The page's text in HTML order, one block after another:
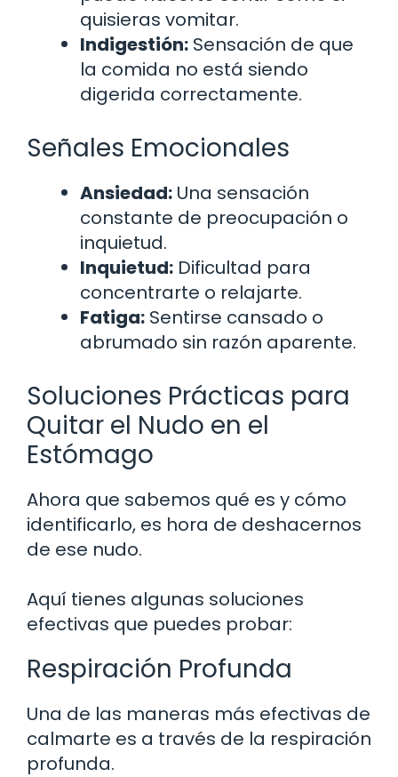
quisieras vomitar.
Indigestión: Sensación de que
la comida no está siendo
digerida correctamente.
Señales Emocionales
Ansiedad: Una sensación
constante de preocupación o
inquietud.
Inquietud: Dificultad para
concentrarte o relajarte.
Fatiga: Sentirse cansado o
abrumado sin razón aparente.
Soluciones Prácticas para
Quitar el Nudo en el
Estómago
Ahora que sabemos qué es y cómo
identificarlo, es hora de deshacernos
de ese nudo.
Aquí tienes algunas soluciones
efectivas que puedes probar:
Respiración Profunda
Una de las maneras más efectivas de
calmarte es a través de la respiración
profunda.